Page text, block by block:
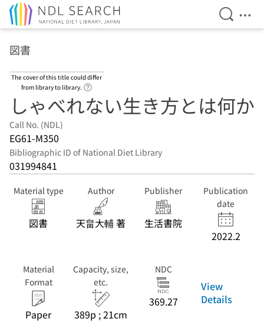
Open
図書
The cover of this title could differ
from library to library.
しゃべれない生き方とは何か
Call No. (NDL)
EG61-M350
Bibliographic ID of National Diet Library
031994841
Material type
図書
Author
天畠大輔 著
Publisher
生活書院
Publication
date
2022.2
Material
Format
Paper
Capacity, size,
etc.
389p ; 21cm
NDC
369.27
View
Details